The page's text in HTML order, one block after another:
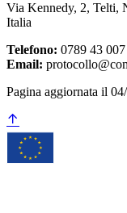
Via Kennedy, 2, Telti,
Italia
Telefono: 0789 43 007
Email:
Pagina aggiornata il